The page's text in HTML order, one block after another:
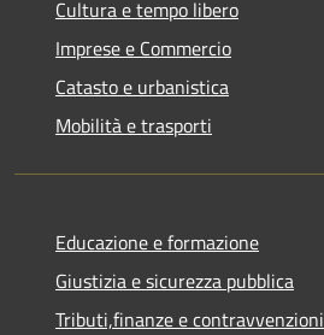
Cultura e tempo libero
Imprese e Commercio
Catasto e urbanistica
Mobilità e trasporti
Educazione e formazione
Giustizia e sicurezza pubblica
Tributi,finanze e contravvenzioni